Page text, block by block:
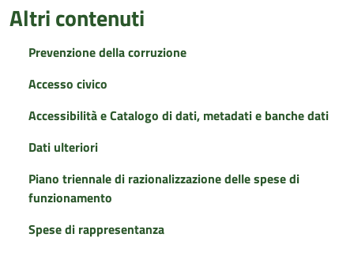
Altri contenuti
Prevenzione della corruzione
Accesso civico
Accessibilità e Catalogo di dati, metadati e banche dati
Dati ulteriori
Piano triennale di razionalizzazione delle spese di
funzionamento
Spese di rappresentanza